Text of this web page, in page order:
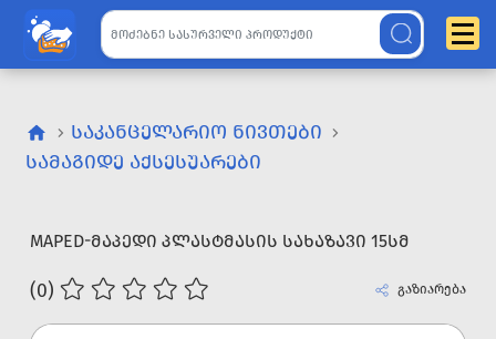
ᲡᲐᲙᲐᲜᲪᲔᲚᲐᲠᲘᲝ ᲜᲘᲕᲗᲔᲑᲘ
ᲡᲐᲛᲐᲒᲘᲓᲔ ᲐᲥᲡᲔᲡᲣᲐᲠᲔᲑᲘ
MAPED-ᲛᲐᲞᲔᲓᲘ ᲞᲚᲐᲡᲢᲛᲐᲡᲘᲡ ᲡᲐᲮᲐᲖᲐᲕᲘ 15ᲡᲛ
(0) გაზიარება